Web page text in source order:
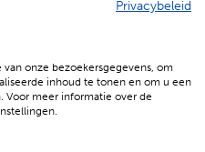
wordt meegeleverd
gaat na afloop mee
Privacybeleid
van onze bezoekersgegevens, om
inhoud te tonen en om u een
meer informatie over de